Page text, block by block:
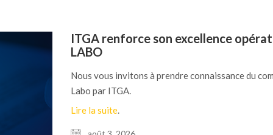
ITGA renforce son excellence
LABO
Nous vous invitons à prendre connaissance du
Labo par ITGA.
Lire la suite